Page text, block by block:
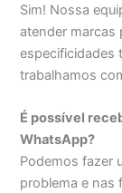
Sim! Nossa
atender marcas
especificidades
trabalhamos
É possível
WhatsApp?
Podemos fazer
problema e nas